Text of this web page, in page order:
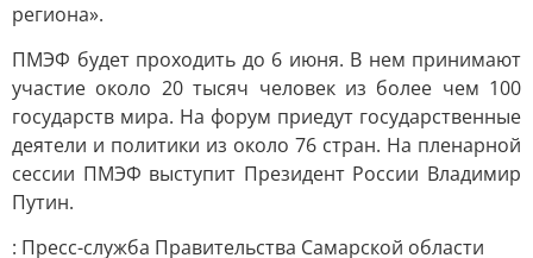
региона».
ПМЭФ будет проходить до 6 июня. В нем принимают
участие около 20 тысяч человек из более чем 100
государств мира. На форум приедут государственные
деятели и политики из около 76 стран. На пленарной
сессии ПМЭФ выступит Президент России Владимир
Путин.
: Пресс-служба Правительства Самарской области